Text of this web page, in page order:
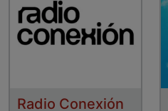
Radio Conexión